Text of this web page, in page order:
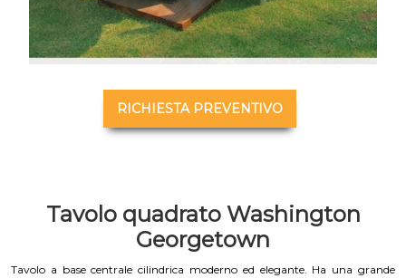
RICHIESTA PREVENTIVO
Tavolo quadrato Washington
Georgetown
Tavolo a base centrale cilindrica moderno ed elegante. Ha una grande